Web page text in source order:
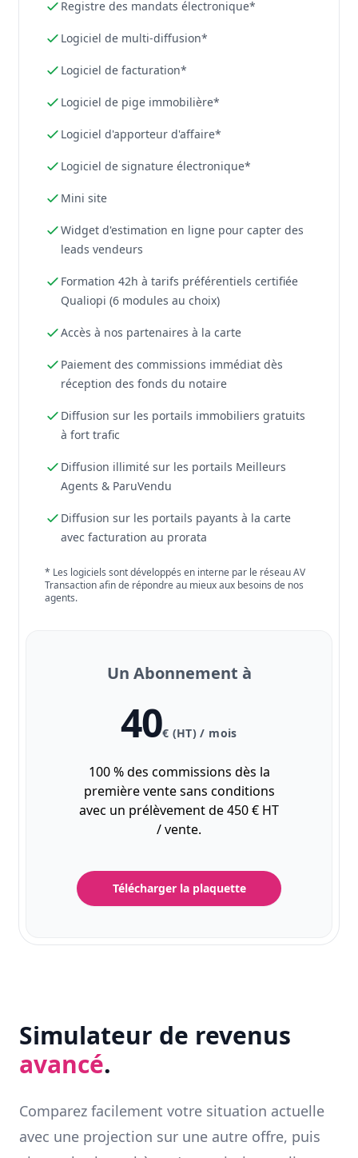
Registre des mandats électronique*
Logiciel de multi-diffusion*
Logiciel de facturation*
Logiciel de pige immobilière*
Logiciel d'apporteur d'affaire*
Logiciel de signature électronique*
Mini site
Widget d'estimation en ligne pour capter des
leads vendeurs
Formation 42h à tarifs préférentiels certifiée
Qualiopi (6 modules au choix)
Accès à nos partenaires à la carte
Paiement des commissions immédiat dès
réception des fonds du notaire
Diffusion sur les portails immobiliers gratuits
à fort trafic
Diffusion illimité sur les portails Meilleurs
Agents & ParuVendu
Diffusion sur les portails payants à la carte
avec facturation au prorata
* Les logiciels sont développés en interne par le réseau AV
Transaction afin de répondre au mieux aux besoins de nos
agents.
Un Abonnement à
40€ (HT) / mois
100 % des commissions dès la
première vente sans conditions
avec un prélèvement de 450 € HT
/ vente.
Télécharger la plaquette
Simulateur de revenus
avancé.
Comparez facilement votre situation actuelle
avec une projection sur une autre offre, puis